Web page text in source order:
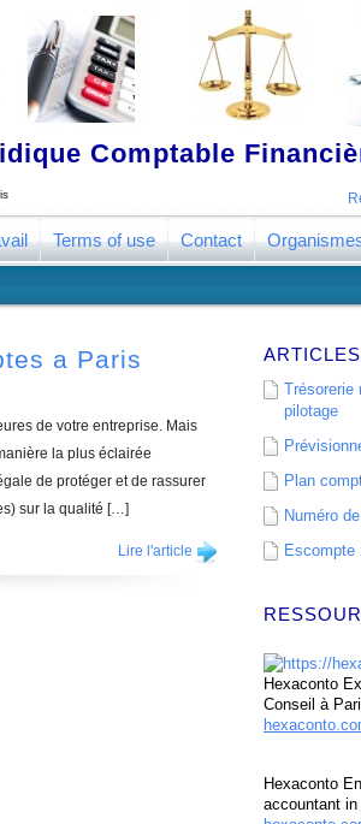
Comptable
Terms of use Contact
a Paris
de votre entreprise. Mais
la plus éclairée
de protéger et de rassurer
sur la qualité […]
Lire l'article
Trésorerie
pilotage
Plan
Numéro
Escompte
Hexaconto
Conseil à
Hexaconto
accountant